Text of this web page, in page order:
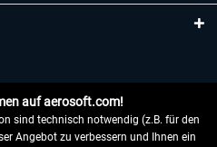
auf aerosoft.com!
sind technisch notwendig (z.B. für den
Angebot zu verbessern und Ihnen ein